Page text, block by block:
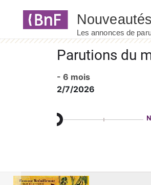
Parutions du
- 6 mois
2/7/2026